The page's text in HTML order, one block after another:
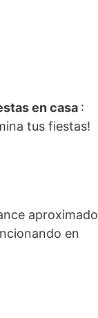
en casa :
tus fiestas!
aproximado
en